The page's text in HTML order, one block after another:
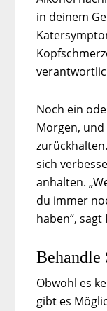
in deinem
Noch ein
Morgen,
sich
anhalten.
du immer
haben“, sagt
Behandle
Obwohl es
gibt es